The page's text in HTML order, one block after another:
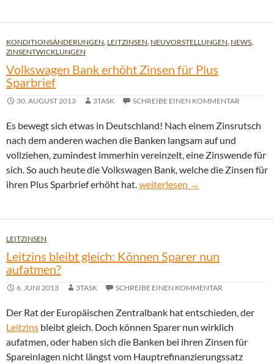
KONDITIONSÄNDERUNGEN, LEITZINSEN, NEUVORSTELLUNGEN, NEWS,
ZINSENTWICKLUNGEN
Volkswagen Bank erhöht Zinsen für Plus
Sparbrief
30. AUGUST 2013 3TASK SCHREIBE EINEN KOMMENTAR
Es bewegt sich etwas in Deutschland! Nach einem Zinsrutsch
nach dem anderen wachen die Banken langsam auf und
vollziehen, zumindest immerhin vereinzelt, eine Zinswende für
sich. So auch heute die Volkswagen Bank, welche die Zinsen für
ihren Plus Sparbrief erhöht hat.Volkswagen Bank erhöht
weiterlesen →
LEITZINSEN
Leitzins bleibt gleich: Können Sparer nun
aufatmen?
6. JUNI 2013 3TASK SCHREIBE EINEN KOMMENTAR
Der Rat der Europäischen Zentralbank hat entschieden, der
Leitzins bleibt gleich. Doch können Sparer nun wirklich
aufatmen, oder haben sich die Banken bei ihren Zinsen für
Spareinlagen nicht längst vom Hauptrefinanzierungssatz